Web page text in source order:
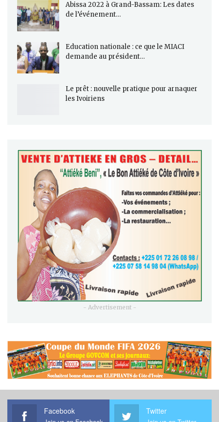
Abissa 2022 à Grand-Bassam: Les dates
de l’événement…
Education nationale : ce que le MIACI
demande au président…
Le prêt : nouvelle pratique pour arnaquer
les Ivoiriens
- Advertisement -
Facebook Twitter